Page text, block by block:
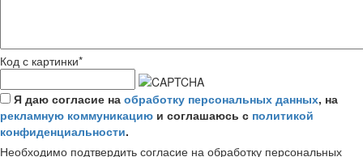
Код с картинки*
Я даю согласие на обработку персональных данных, на
рекламную коммуникацию и соглашаюсь с политикой
конфиденциальности.
Необходимо подтвердить согласие на обработку персональных